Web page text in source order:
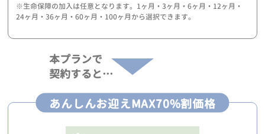
※生命保障の加入は任意となります。1ヶ月・3ヶ月・6ヶ月・12ヶ月・
24ヶ月・36ヶ月・60ヶ月・100ヶ月から選択できます。
本プランで
契約すると…
あんしんお迎えMAX70%割価格